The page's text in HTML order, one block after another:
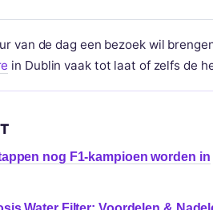
van de dag een bezoek wil
in Dublin vaak tot laat of zelfs de
nog F1-kampioen worden in